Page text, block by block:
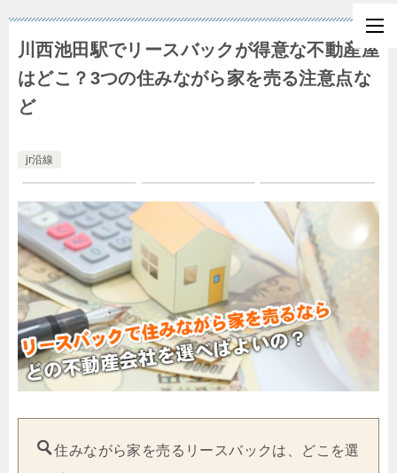
川西池田駅でリースバックが得意な不動産屋
はどこ？3つの住みながら家を売る注意点な
ど
jr沿線
住みながら家を売るリースバックは、どこを選